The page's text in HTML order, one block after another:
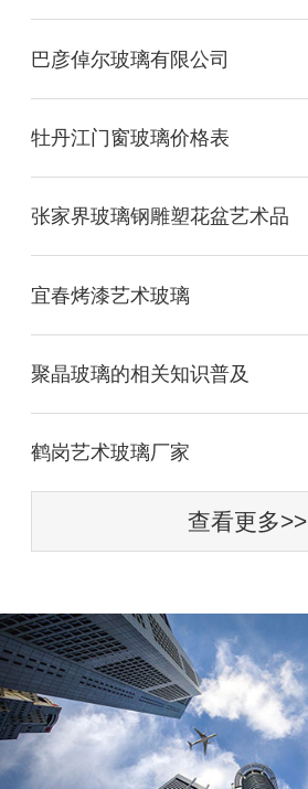
巴彦倬尔玻璃有限公司
牡丹江门窗玻璃价格表
张家界玻璃钢雕塑花盆艺术品
宜春烤漆艺术玻璃
聚晶玻璃的相关知识普及
鹤岗艺术玻璃厂家
查看更多>>